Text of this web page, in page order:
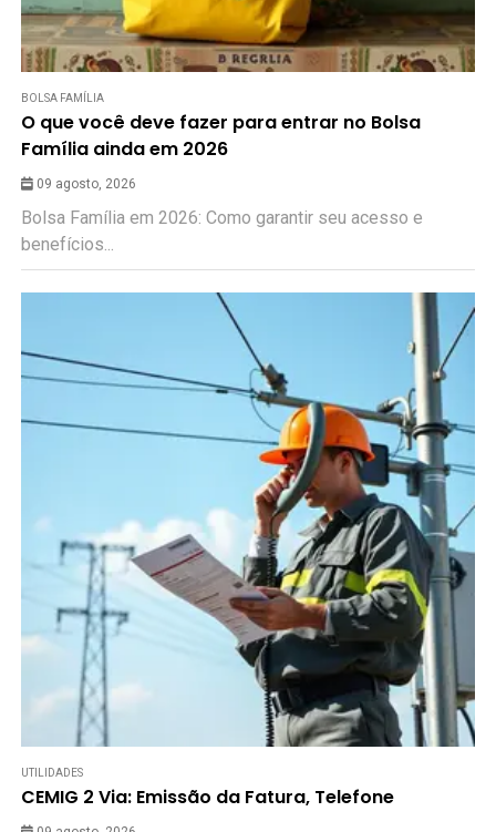
BOLSA FAMÍLIA
O que você deve fazer para entrar no Bolsa
Família ainda em 2026
09 agosto, 2026
Bolsa Família em 2026: Como garantir seu acesso e
benefícios...
UTILIDADES
CEMIG 2 Via: Emissão da Fatura, Telefone